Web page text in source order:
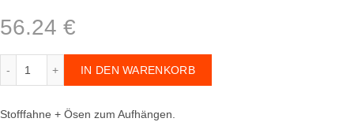
56.24 €
IN DEN WARENKORB
Stofffahne + Ösen zum Aufhängen.